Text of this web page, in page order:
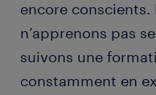
encore conscients.
n’apprenons pas
suivons une
constamment en